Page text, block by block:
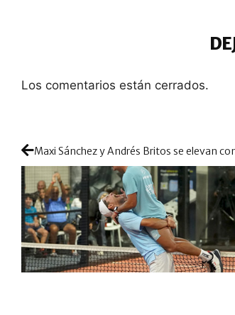
Los comentarios están cerrados.